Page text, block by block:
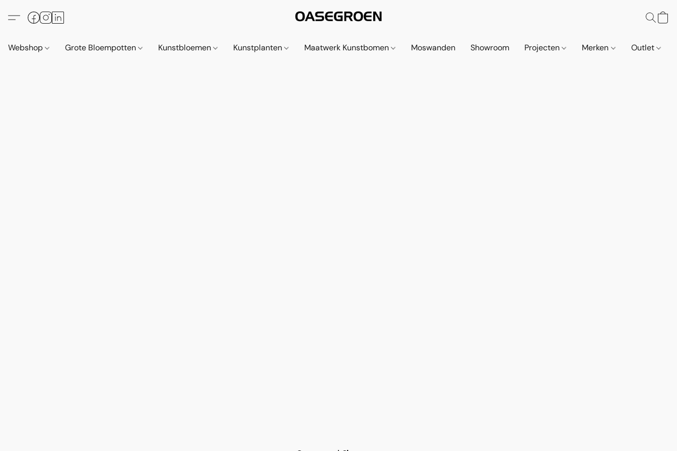
Webshop Grote Bloempotten Kunstbloemen Kunstplanten Maatwerk Kunstbomen Moswanden Showroom Projecten Merken Outlet